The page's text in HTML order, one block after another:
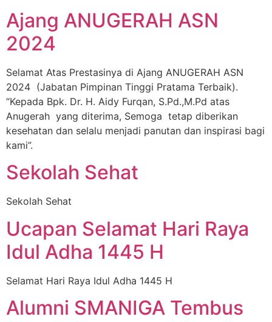
Ajang ANUGERAH ASN
2024
Selamat Atas Prestasinya di Ajang ANUGERAH ASN
2024 (Jabatan Pimpinan Tinggi Pratama Terbaik).
“Kepada Bpk. Dr. H. Aidy Furqan, S.Pd.,M.Pd atas
Anugerah yang diterima, Semoga tetap diberikan
kesehatan dan selalu menjadi panutan dan inspirasi bagi
kami”.
Sekolah Sehat
Sekolah Sehat
Ucapan Selamat Hari Raya
Idul Adha 1445 H
Selamat Hari Raya Idul Adha 1445 H
Alumni SMANIGA Tembus